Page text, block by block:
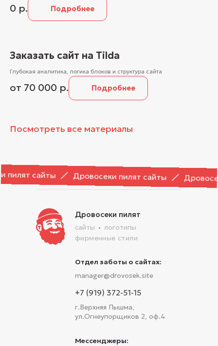
0 р. Подробнее
Заказать сайт на Tilda
Глубокая аналитика, логика блоков и структура сайта
от 70 000 р. Подробнее
Посмотреть все материалы
сайты Дровосеки пилят сайты
Мессенджеры:
Отдел заботы о сайтах:
manager@drovosek.site
г.Верхняя Пышма,
ул.Огнеупорщиков 2, оф.4
+7 (919) 372-51-15
сайты
логотипы
фирменные стили
Дровосеки пилят